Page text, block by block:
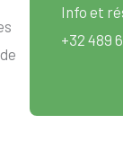
Info et
+32 489